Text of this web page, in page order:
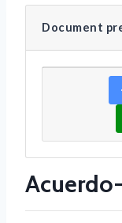
Document